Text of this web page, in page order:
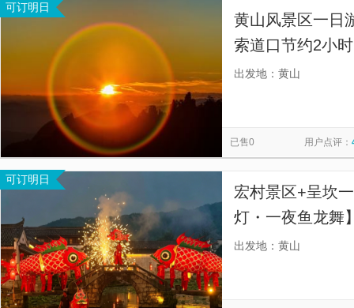
可订明日
黄山风景区一日
索道口节约2小
一次就好， 错峰
出发地：黄山
已售0 用户点评：
可订明日
宏村景区+呈坎
灯・一夜鱼龙舞
酒店/汽车站/火
出发地：黄山